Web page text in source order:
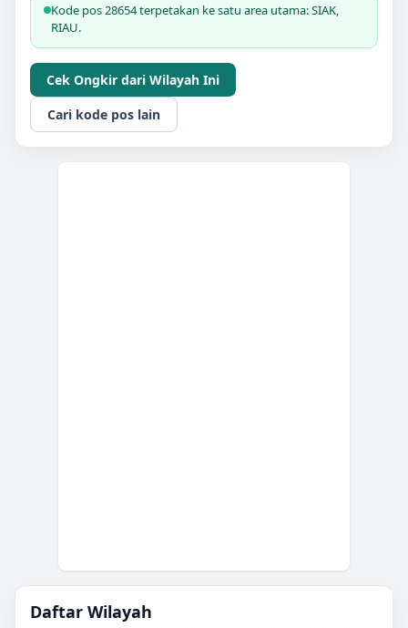
Kode pos 28654 terpetakan ke satu area utama: SIAK,
RIAU.
Cek Ongkir dari Wilayah Ini
Cari kode pos lain
Daftar Wilayah